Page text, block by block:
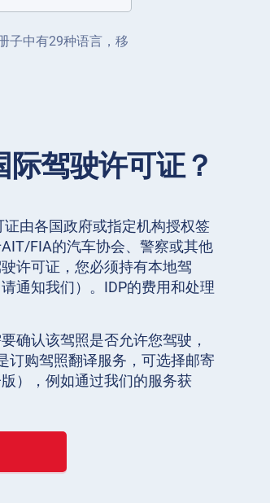
子中有29种语言，移
驾驶许可证？
由各国政府或指定机构授权签
FIA的汽车协会、警察或其他
许可证，您必须持有本地驾
请通知我们）。IDP的费用和处理
确认该驾照是否允许您驾驶，
订购驾照翻译服务，可选择邮寄
），例如通过我们的服务获